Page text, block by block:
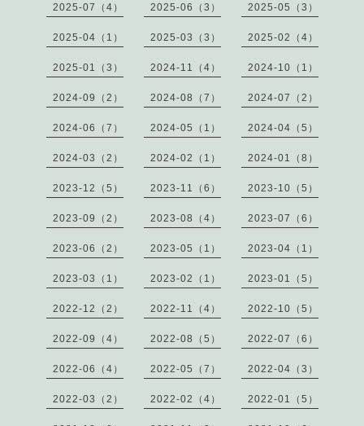
2025-07（4） 2025-06（3） 2025-05（3）
2025-04（1） 2025-03（3） 2025-02（4）
2025-01（3） 2024-11（4） 2024-10（1）
2024-09（2） 2024-08（7） 2024-07（2）
2024-06（7） 2024-05（1） 2024-04（5）
2024-03（2） 2024-02（1） 2024-01（8）
2023-12（5） 2023-11（6） 2023-10（5）
2023-09（2） 2023-08（4） 2023-07（6）
2023-06（2） 2023-05（1） 2023-04（1）
2023-03（1） 2023-02（1） 2023-01（5）
2022-12（2） 2022-11（4） 2022-10（5）
2022-09（4） 2022-08（5） 2022-07（6）
2022-06（4） 2022-05（7） 2022-04（3）
2022-03（2） 2022-02（4） 2022-01（5）